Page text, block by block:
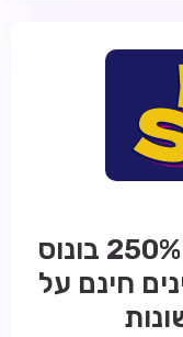
חבילת קבלת פנים: עד 250% בונוס
+ 200 ספינים חינם על